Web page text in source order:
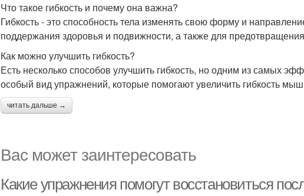
Что такое гибкость и почему она важна?
Гибкость - это способность тела изменять свою форму и
поддержания здоровья и подвижности, а также для
Как можно улучшить гибкость?
Есть несколько способов улучшить гибкость, но одним из самых
особый вид упражнений, которые помогают увеличить гибкость
читать дальше →
Вас может заинтересовать
Какие упражнения помогут восстановиться